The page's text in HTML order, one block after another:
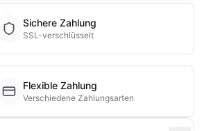
Sichere Zahlung
SSL-verschlüsselt
Flexible Zahlung
Verschiedene Zahlungsarten